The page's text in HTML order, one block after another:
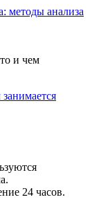
методы анализа
24 часов.